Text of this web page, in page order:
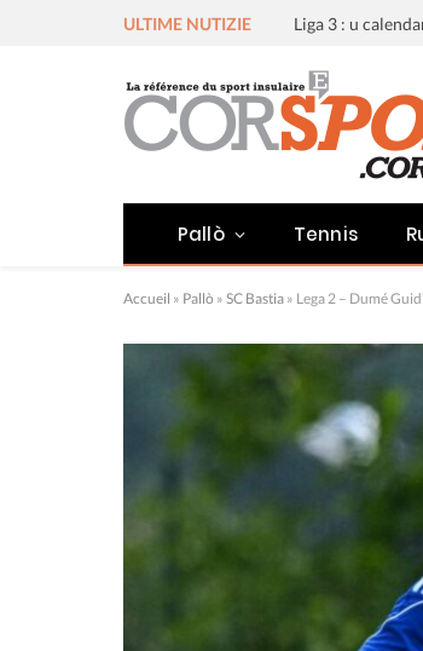
ULTIME NUTIZIE
Pallò Tennis
Accueil » Pallò » SC Bastia » Lega 2 – Dumé